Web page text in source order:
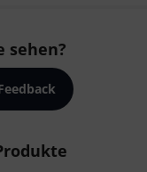
sehen?